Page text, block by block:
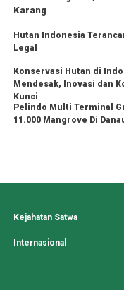
Karang
Hutan Indonesia
Legal
Konservasi Hutan di
Mendesak, Inovasi dan
Kunci
Pelindo Multi Terminal
11.000 Mangrove Di
Kejahatan Satwa
Internasional